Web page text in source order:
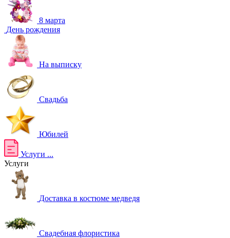
8 марта
День рождения
На выписку
Свадьба
Юбилей
Услуги ...
Услуги
Доставка в костюме медведя
Свадебная флористика